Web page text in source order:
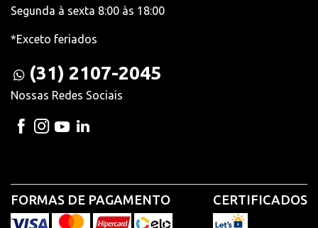
Segunda à sexta 8:00 às 18:00
*Exceto feriados
(31) 2107-2045
Nossas Redes Sociais
FORMAS DE PAGAMENTO CERTIFICADOS